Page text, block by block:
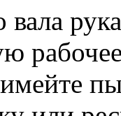
вала